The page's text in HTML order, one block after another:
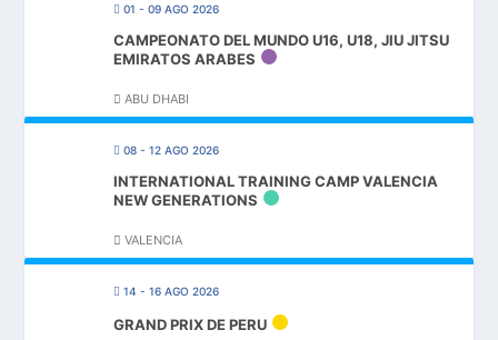
01 - 09 AGO 2026
CAMPEONATO DEL MUNDO U16, U18, JIU JITSU
EMIRATOS ARABES
ABU DHABI
08 - 12 AGO 2026
INTERNATIONAL TRAINING CAMP VALENCIA
NEW GENERATIONS
VALENCIA
14 - 16 AGO 2026
GRAND PRIX DE PERU